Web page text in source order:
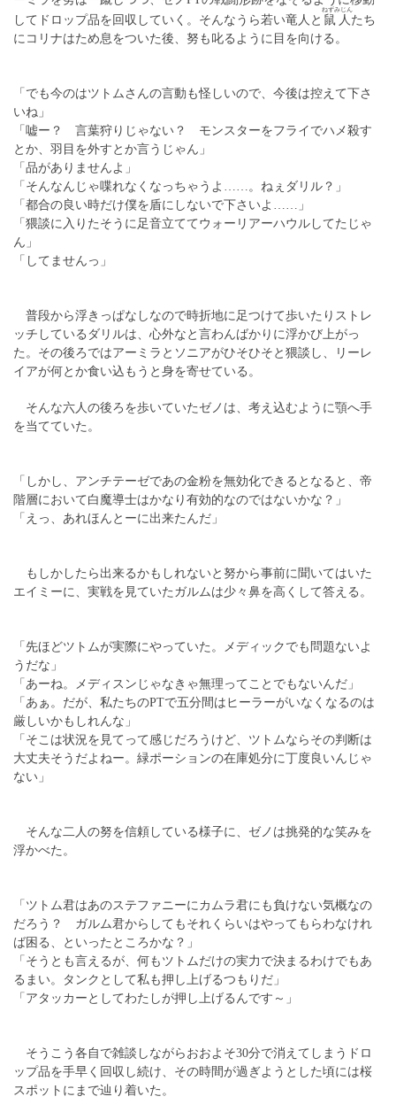
してドロップ品を回収していく。そんなうら若い竜人と 鼠人
ねずみじん
たち
にコリナはため息をついた後、努も叱るように目を向ける。
「でも今のはツトムさんの言動も怪しいので、今後は控えて下さ
いね」
「嘘ー？ 言葉狩りじゃない？ モンスターをフライでハメ殺す
とか、羽目を外すとか言うじゃん」
「品がありませんよ」
「そんなんじゃ喋れなくなっちゃうよ……。ねぇダリル？」
「都合の良い時だけ僕を盾にしないで下さいよ……」
「猥談に入りたそうに足音立ててウォーリアーハウルしてたじゃ
ん」
「してませんっ」
普段から浮きっぱなしなので時折地に足つけて歩いたりストレ
ッチしているダリルは、心外なと言わんばかりに浮かび上がっ
た。その後ろではアーミラとソニアがひそひそと猥談し、リーレ
イアが何とか食い込もうと身を寄せている。
そんな六人の後ろを歩いていたゼノは、考え込むように顎へ手
を当てていた。
「しかし、アンチテーゼであの金粉を無効化できるとなると、帝
階層において白魔導士はかなり有効的なのではないかな？」
「えっ、あれほんとーに出来たんだ」
もしかしたら出来るかもしれないと努から事前に聞いてはいた
エイミーに、実戦を見ていたガルムは少々鼻を高くして答える。
「先ほどツトムが実際にやっていた。メディックでも問題ないよ
うだな」
「あーね。メディスンじゃなきゃ無理ってことでもないんだ」
「あぁ。だが、私たちのPTで五分間はヒーラーがいなくなるのは
厳しいかもしれんな」
「そこは状況を見てって感じだろうけど、ツトムならその判断は
大丈夫そうだよねー。緑ポーションの在庫処分に丁度良いんじゃ
ない」
そんな二人の努を信頼している様子に、ゼノは挑発的な笑みを
浮かべた。
「ツトム君はあのステファニーにカムラ君にも負けない気概なの
だろう？ ガルム君からしてもそれくらいはやってもらわなけれ
ば困る、といったところかな？」
「そうとも言えるが、何もツトムだけの実力で決まるわけでもあ
るまい。タンクとして私も押し上げるつもりだ」
「アタッカーとしてわたしが押し上げるんです～」
そうこう各自で雑談しながらおおよそ30分で消えてしまうドロ
ップ品を手早く回収し続け、その時間が過ぎようとした頃には桜
スポットにまで辿り着いた。